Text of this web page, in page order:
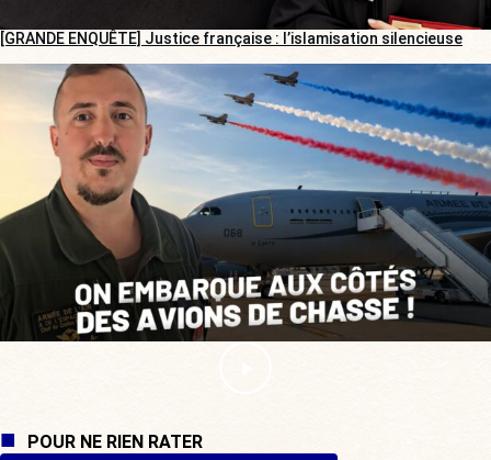
[GRANDE ENQUÊTE] Justice française : l’islamisation silencieuse
POUR NE RIEN RATER